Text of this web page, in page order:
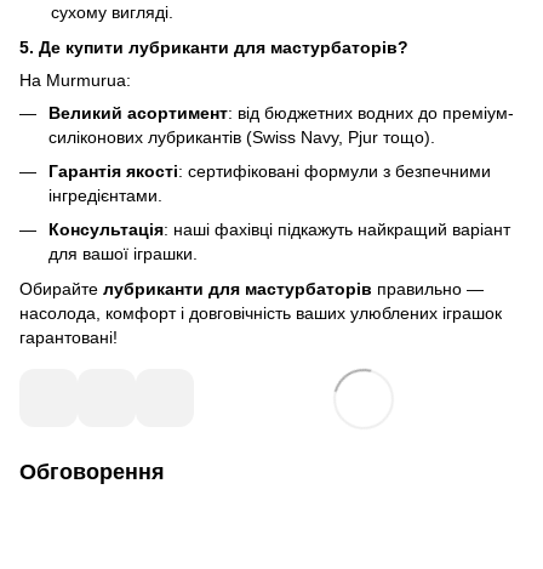
сухому вигляді.
5. Де купити лубриканти для мастурбаторів?
На Murmurua:
Великий асортимент: від бюджетних водних до преміум-
силіконових лубрикантів (Swiss Navy, Pjur тощо).
Гарантія якості: сертифіковані формули з безпечними
інгредієнтами.
Консультація: наші фахівці підкажуть найкращий варіант
для вашої іграшки.
Обирайте лубриканти для мастурбаторів правильно —
насолода, комфорт і довговічність ваших улюблених іграшок
гарантовані!
Обговорення